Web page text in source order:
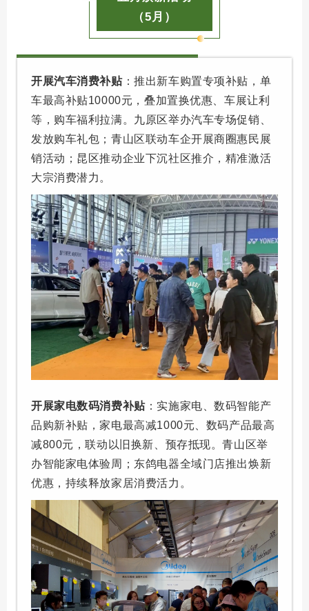
（5月）
开展汽车消费补贴：推出新车购置专项补贴，单
车最高补贴10000元，叠加置换优惠、车展让利
等，购车福利拉满。九原区举办汽车专场促销、
发放购车礼包；青山区联动车企开展商圈惠民展
销活动；昆区推动企业下沉社区推介，精准激活
大宗消费潜力。
开展家电数码消费补贴：实施家电、数码智能产
品购新补贴，家电最高减1000元、数码产品最高
减800元，联动以旧换新、预存抵现。青山区举
办智能家电体验周；东鸽电器全域门店推出焕新
优惠，持续释放家居消费活力。